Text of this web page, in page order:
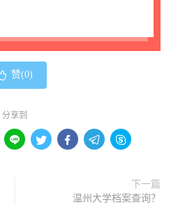
赞(0)
分享到
    
下一篇
温州大学档案查询？